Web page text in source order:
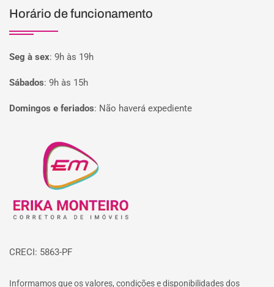
Horário de funcionamento
Seg à sex: 9h às 19h
Sábados: 9h às 15h
Domingos e feriados: Não haverá expediente
Página inicial
CRECI: 5863-PF
Informamos que os valores, condições e disponibilidades dos